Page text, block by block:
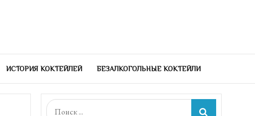
ИСТОРИЯ КОКТЕЙЛЕЙ БЕЗАЛКОГОЛЬНЫЕ КОКТЕЙЛИ
Поиск: